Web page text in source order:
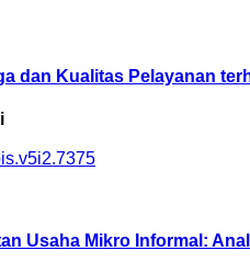
dan Kualitas Pelayanan
Usaha Mikro Informal: